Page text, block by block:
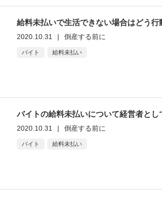
給料未払いで生活できない場合はどう行
2020.10.31 | 倒産する前に
バイト 給料未払い
バイトの給料未払いについて経営者とし
2020.10.31 | 倒産する前に
バイト 給料未払い